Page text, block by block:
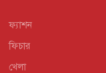
ফ্যাশন
ফিচার
খেলা